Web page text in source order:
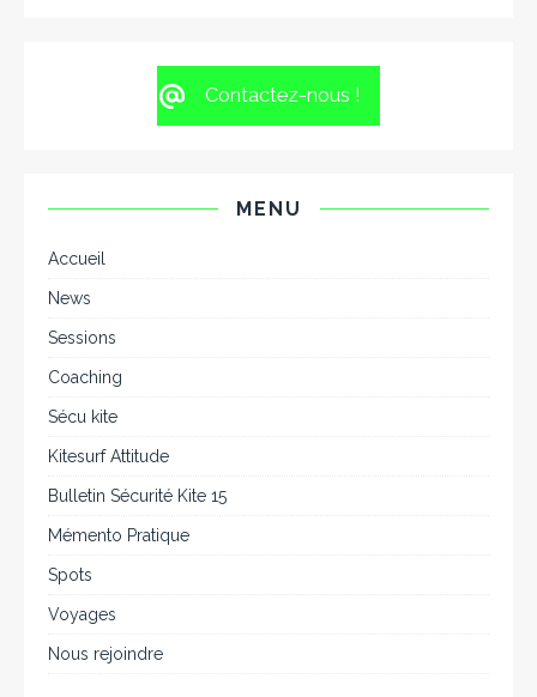
Contactez-nous !
MENU
Accueil
News
Sessions
Coaching
Sécu kite
Kitesurf Attitude
Bulletin Sécurité Kite 15
Mémento Pratique
Spots
Voyages
Nous rejoindre